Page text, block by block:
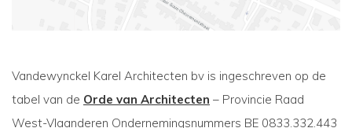
Vandewynckel Karel Architecten bv is ingeschreven op de
tabel van de Orde van Architecten – Provincie Raad
West-Vlaanderen Ondernemingsnummers BE 0833.332.443